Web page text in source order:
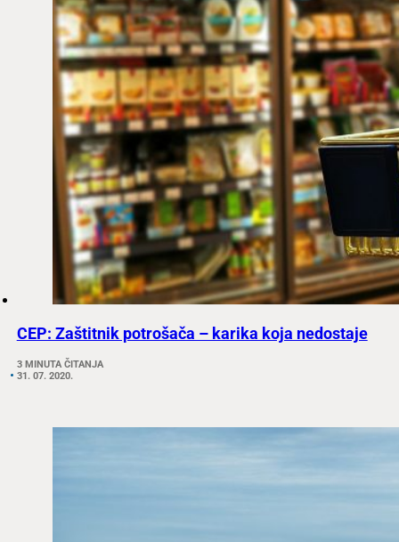
CEP: Zaštitnik potrošača – karika koja nedostaje
3 MINUTA ČITANJA
31. 07. 2020.